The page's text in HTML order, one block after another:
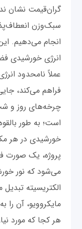
گران‌قیمت نشان
سبک‌وزن
انجام می‌دهیم.
انرژی خورشیدی
عملاً نامحدود
فراهم می‌کند،
چرخه‌های روز و
است؛ به طور
خورشیدی در هر
پروژه، یک صورت
می‌شود که نور
الکتریسیته
مایکروویو، آن
هر کجا که مورد